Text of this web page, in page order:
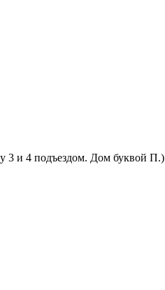
3 и 4 подъездом. Дом буквой П.)